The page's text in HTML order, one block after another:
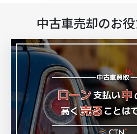
中古車売却のお